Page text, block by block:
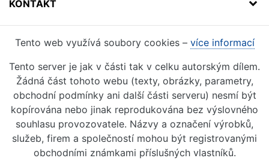
KONTAKT
Tento web využívá soubory cookies – více informací
Tento server je jak v části tak v celku autorským dílem.
Žádná část tohoto webu (texty, obrázky, parametry,
obchodní podmínky ani další části serveru) nesmí být
kopírována nebo jinak reprodukována bez výslovného
souhlasu provozovatele. Názvy a označení výrobků,
služeb, firem a společností mohou být registrovanými
obchodními známkami příslušných vlastníků.